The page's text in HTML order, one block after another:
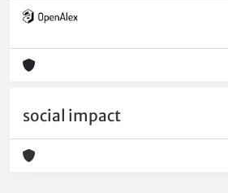
social impact